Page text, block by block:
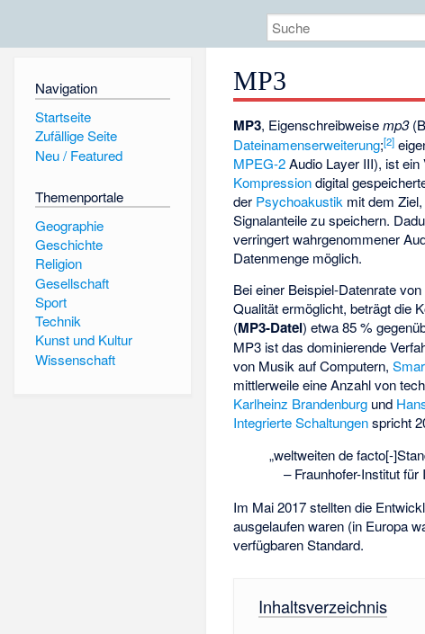
Navigation
Startseite
Zufällige Seite
Neu / Featured
Themenportale
Geographie
Geschichte
Religion
Gesellschaft
Sport
Technik
Kunst und Kultur
Wissenschaft
MP3
MP3, Eigenschreibweisemp3
Dateinamenserweiterung;[2]
MPEG-2Audio Layer III), ist
Kompressiondigital
der Psychoakustik mit dem
Signalanteile zu speichern.
verringert wahrgenommener
Datenmenge möglich.
Bei einer Beispiel-Datenrate
Qualität ermöglicht, beträgt die
(MP3-Datei) etwa 85 %
MP3 ist das dominierende
von Musik auf Computern,
mittlerweile eine Anzahl von
Karlheinz Brandenburg und
Integrierte Schaltungenspricht
„weltweiten de facto[-
–Fraunhofer-Institut
Im Mai 2017 stellten die
ausgelaufen waren (in Europa
verfügbaren Standard.
Inhaltsverzeichnis